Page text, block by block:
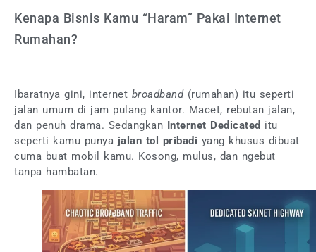
Kenapa Bisnis Kamu “Haram” Pakai Internet
Rumahan?
Ibaratnya gini, internet broadband(rumahan) itu seperti
jalan umum di jam pulang kantor. Macet, rebutan jalan,
dan penuh drama. Sedangkan Internet Dedicated itu
seperti kamu punya jalan tol pribadi yang khusus dibuat
cuma buat mobil kamu. Kosong, mulus, dan ngebut
tanpa hambatan.